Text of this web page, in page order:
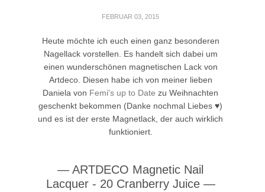
FEBRUAR 03, 2015
Heute möchte ich euch einen ganz besonderen
Nagellack vorstellen. Es handelt sich dabei um
einen wunderschönen magnetischen Lack von
Artdeco. Diesen habe ich von meiner lieben
Daniela von Femi's up to Date zu Weihnachten
geschenkt bekommen (Danke nochmal Liebes ♥)
und es ist der erste Magnetlack, der auch wirklich
funktioniert.
— ARTDECO Magnetic Nail
Lacquer - 20 Cranberry Juice —